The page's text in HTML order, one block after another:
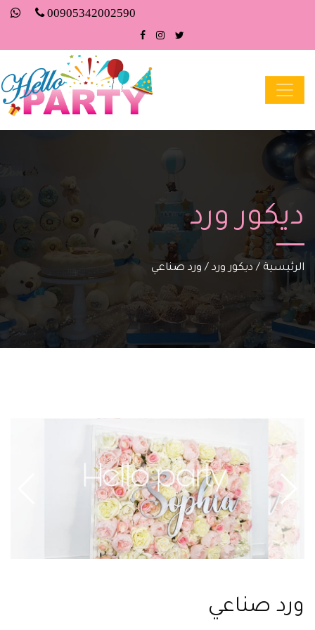
00905342002590
ديكور ورد
الرئيسية / ديكور ورد / ورد صناعي
ورد صناعي